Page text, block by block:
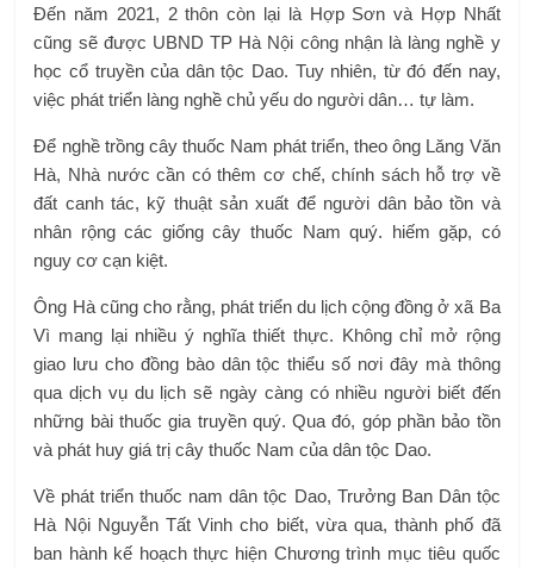
Đến năm 2021, 2 thôn còn lại là Hợp Sơn và Hợp Nhất
cũng sẽ được UBND TP Hà Nội công nhận là làng nghề y
học cổ truyền của dân tộc Dao. Tuy nhiên, từ đó đến nay,
việc phát triển làng nghề chủ yếu do người dân… tự làm.
Để nghề trồng cây thuốc Nam phát triển, theo ông Lăng Văn
Hà, Nhà nước cần có thêm cơ chế, chính sách hỗ trợ về
đất canh tác, kỹ thuật sản xuất để người dân bảo tồn và
nhân rộng các giống cây thuốc Nam quý. hiếm gặp, có
nguy cơ cạn kiệt.
Ông Hà cũng cho rằng, phát triển du lịch cộng đồng ở xã Ba
Vì mang lại nhiều ý nghĩa thiết thực. Không chỉ mở rộng
giao lưu cho đồng bào dân tộc thiểu số nơi đây mà thông
qua dịch vụ du lịch sẽ ngày càng có nhiều người biết đến
những bài thuốc gia truyền quý. Qua đó, góp phần bảo tồn
và phát huy giá trị cây thuốc Nam của dân tộc Dao.
Về phát triển thuốc nam dân tộc Dao, Trưởng Ban Dân tộc
Hà Nội Nguyễn Tất Vinh cho biết, vừa qua, thành phố đã
ban hành kế hoạch thực hiện Chương trình mục tiêu quốc